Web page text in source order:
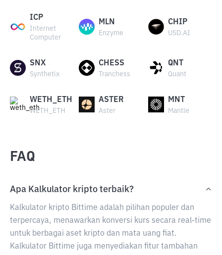
ICP
Internet
Computer
MLN
Enzyme
CHIP
USD.AI
SNX
Synthetix
CHESS
Tranchess
QNT
Quant
WETH_ETH
WETH_ETH
ASTER
Aster
MNT
Mantle
FAQ
Apa Kalkulator kripto terbaik?
Kalkulator kripto Bittime adalah pilihan populer dan
terpercaya, menawarkan konversi kurs secara real-time
untuk berbagai aset kripto dan mata uang fiat.
Kalkulator Bittime juga menyediakan fitur tambahan